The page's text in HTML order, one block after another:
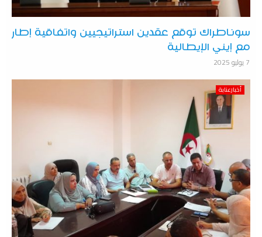
سوناطراك توقع عقدين استراتيجيين واتفاقية إطار
مع إيني الإيطالية
7 يوليو 2025
أخبارعنابة